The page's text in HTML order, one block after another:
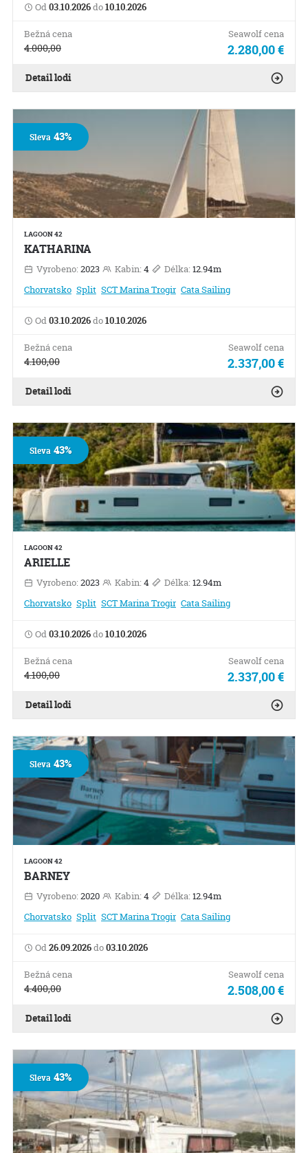
Od03.10.2026do10.10.2026
Bežná cena
4.000,00
Seawolf cena
2.280,00 €
Detail lodi
LAGOON 42
KATHARINA
Vyrobeno: 2023 Kabin: 4 Délka: 12.94m
Chorvatsko Split SCT Marina Trogir Cata Sailing
Od03.10.2026do10.10.2026
Bežná cena
4.100,00
Seawolf cena
2.337,00 €
Sleva43%
Detail lodi
LAGOON 42
ARIELLE
Vyrobeno: 2023 Kabin: 4 Délka: 12.94m
Chorvatsko Split SCT Marina Trogir Cata Sailing
Od03.10.2026do10.10.2026
Bežná cena
4.100,00
Seawolf cena
2.337,00 €
Sleva43%
Detail lodi
LAGOON 42
BARNEY
Vyrobeno: 2020 Kabin: 4 Délka: 12.94m
Chorvatsko Split SCT Marina Trogir Cata Sailing
Od26.09.2026do03.10.2026
Bežná cena
4.400,00
Seawolf cena
2.508,00 €
Sleva43%
Detail lodi
Sleva43%